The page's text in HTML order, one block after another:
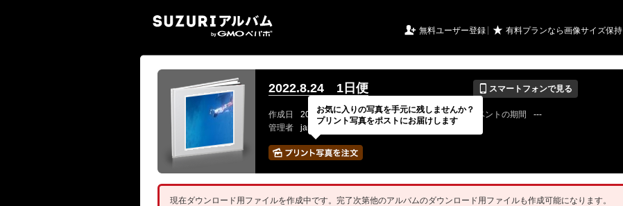
 無料ユーザー登録 ★ 有料プランなら画像サイズ保持
2022.8.24 1日便 📱 スマートフォンで見る
作成日 2022 / 08 / 24 公開終了日 無期限 イベントの期間
---
管理者
jammarineさん 写真の枚数 320 / 2000枚
現在ダウンロード用ファイルを作成中です。完了次第他のアルバムのダウンロード用ファイルも作成可能になります。
お気に入りの写真を手元に残しませんか？
プリント写真をポストにお届けします